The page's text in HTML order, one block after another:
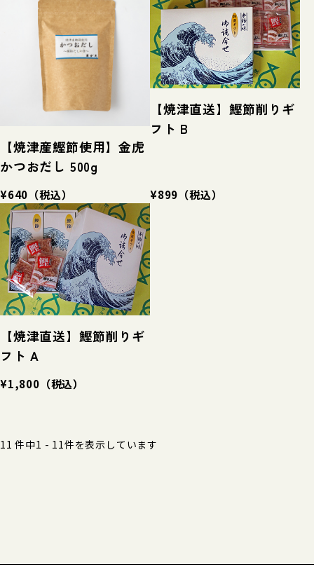
【焼津産鰹節使用】金虎
かつおだし 500g
¥640 （税込）
【焼津直送】鰹節削りギ
フト B
¥899 （税込）
【焼津直送】鰹節削りギ
フト A
¥1,800 （税込）
11 件中1 - 11件を表示しています